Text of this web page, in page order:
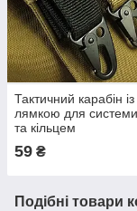
Тактичний карабін із
лямкою для
та кільцем
59 ₴
Подібні товари